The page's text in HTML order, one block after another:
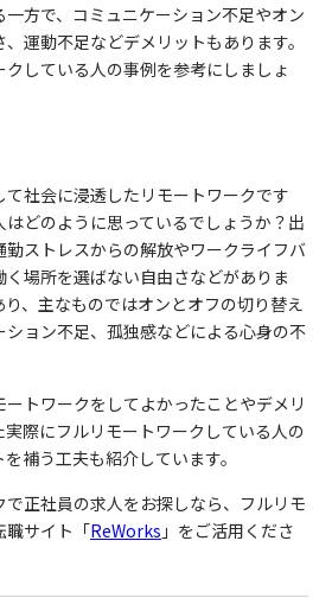
方で、コミュニケーション不足やオン
運動不足などデメリットもあります。
している人の事例を参考にしましょ
社会に浸透したリモートワークです
どのように思っているでしょうか？出
ストレスからの解放やワークライフバ
場所を選ばない自由さなどがありま
、主なものではオンとオフの切り替え
ョン不足、孤独感などによる心身の不
トワークをしてよかったことやデメリ
際にフルリモートワークしている人の
補う工夫も紹介しています。
正社員の求人をお探しなら、フルリモ
職サイト「ReWorks 」をご活用くださ